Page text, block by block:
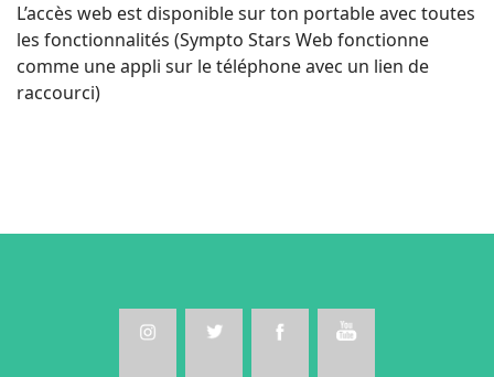
L’accès web est disponible sur ton portable avec toutes
les fonctionnalités (Sympto Stars Web fonctionne
comme une appli sur le téléphone avec un lien de
raccourci)